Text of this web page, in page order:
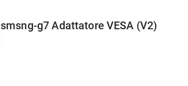
smsng-g7 Adattatore VESA (V2)